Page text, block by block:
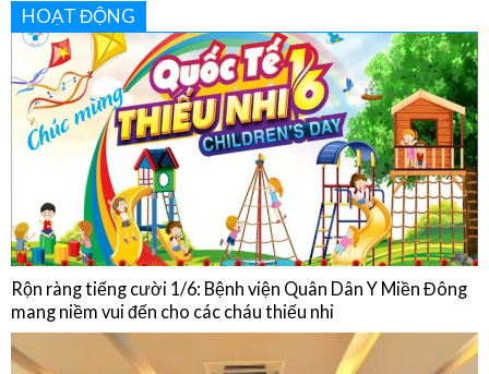
Chế độ ăn của người bệnh Đái tháo đường
HOẠT ĐỘNG